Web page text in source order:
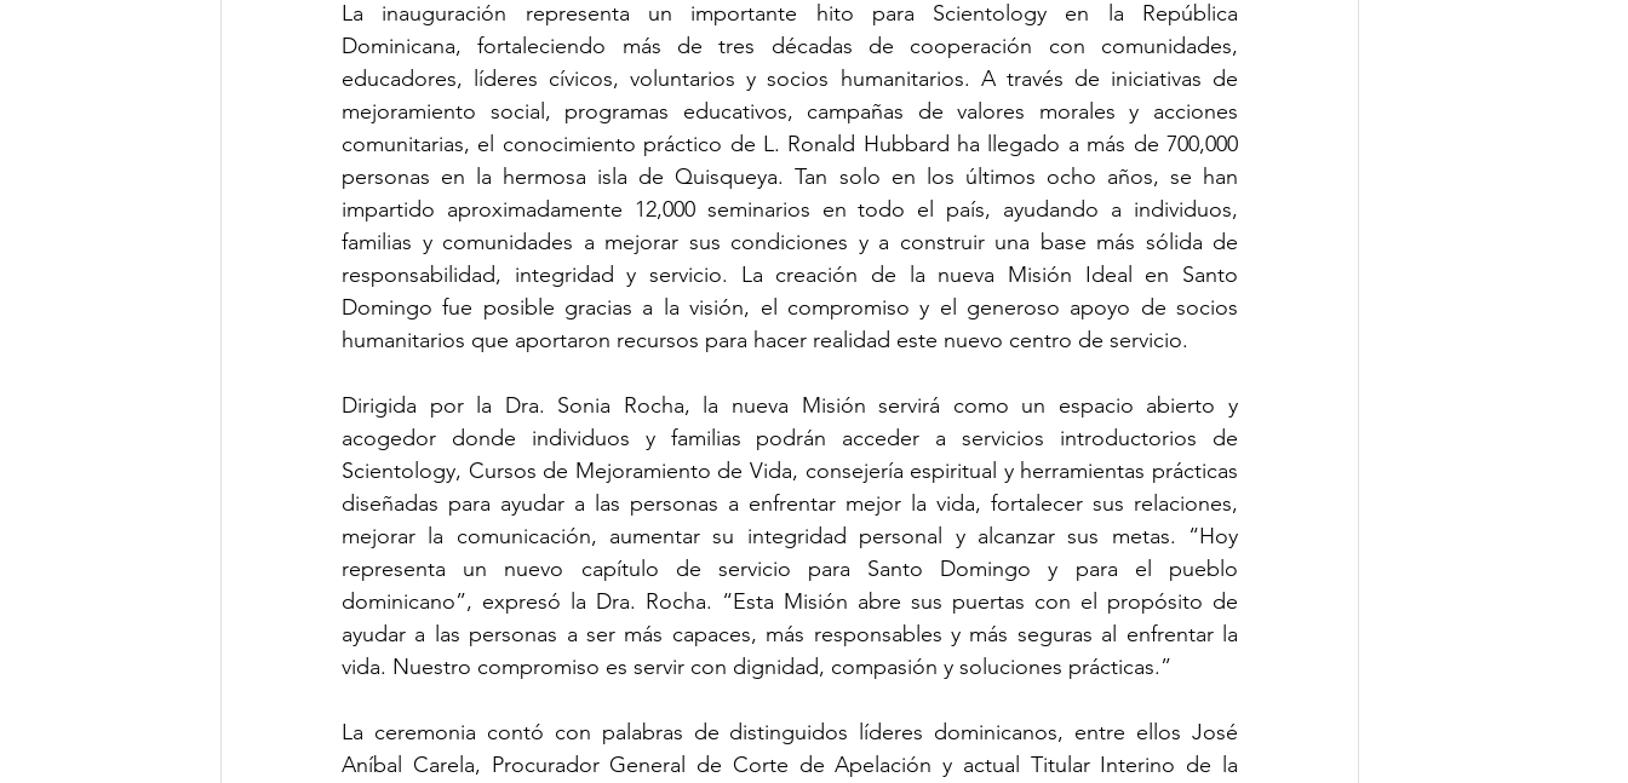
La inauguración representa un importante hito para Scientology en la República
Dominicana, fortaleciendo más de tres décadas de cooperación con comunidades,
educadores, líderes cívicos, voluntarios y socios humanitarios. A través de iniciativas de
mejoramiento social, programas educativos, campañas de valores morales y acciones
comunitarias, el conocimiento práctico de L. Ronald Hubbard ha llegado a más de 700,000
personas en la hermosa isla de Quisqueya. Tan solo en los últimos ocho años, se han
impartido aproximadamente 12,000 seminarios en todo el país, ayudando a individuos,
familias y comunidades a mejorar sus condiciones y a construir una base más sólida de
responsabilidad, integridad y servicio. La creación de la nueva Misión Ideal en Santo
Domingo fue posible gracias a la visión, el compromiso y el generoso apoyo de socios
humanitarios que aportaron recursos para hacer realidad este nuevo centro de servicio.
Dirigida por la Dra. Sonia Rocha, la nueva Misión servirá como un espacio abierto y
acogedor donde individuos y familias podrán acceder a servicios introductorios de
Scientology, Cursos de Mejoramiento de Vida, consejería espiritual y herramientas prácticas
diseñadas para ayudar a las personas a enfrentar mejor la vida, fortalecer sus relaciones,
mejorar la comunicación, aumentar su integridad personal y alcanzar sus metas. “Hoy
representa un nuevo capítulo de servicio para Santo Domingo y para el pueblo
dominicano”, expresó la Dra. Rocha. “Esta Misión abre sus puertas con el propósito de
ayudar a las personas a ser más capaces, más responsables y más seguras al enfrentar la
vida. Nuestro compromiso es servir con dignidad, compasión y soluciones prácticas.”
La ceremonia contó con palabras de distinguidos líderes dominicanos, entre ellos José
Aníbal Carela, Procurador General de Corte de Apelación y actual Titular Interino de la